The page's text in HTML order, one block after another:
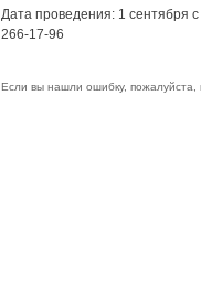
Дата проведения: 1 сентября
266-17-96
Если вы нашли ошибку,